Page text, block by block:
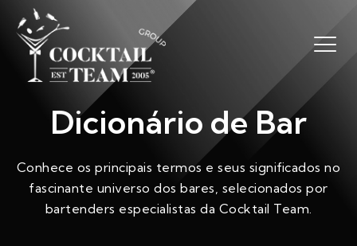
Dicionário de Bar
Conhece os principais termos e seus significados no
fascinante universo dos bares, selecionados por
bartenders especialistas da Cocktail Team.